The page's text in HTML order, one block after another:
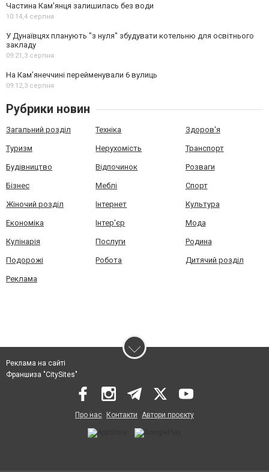
Частина Кам'янця залишилась без води
10:14,4 серпня
У Дунаївцях планують "з нуля" збудувати котельню для освітнього
закладу
09:21,3 серпня
На Камʼянеччині перейменували 6 вулиць
09:12,3 серпня
Рубрики новин
Загальний розділ Техніка Здоров'я
Туризм Нерухомість Транспорт
Будівництво Відпочинок Розваги
Бізнес Меблі Спорт
Жіночий розділ Інтернет Культура
Економіка Інтер'єр Мода
Кулінарія Послуги Родина
Подорожі Робота Дитячий розділ
Реклама
Реклама на сайті
Франшиза "CitySites"
Про нас Контакти Автори проєкту